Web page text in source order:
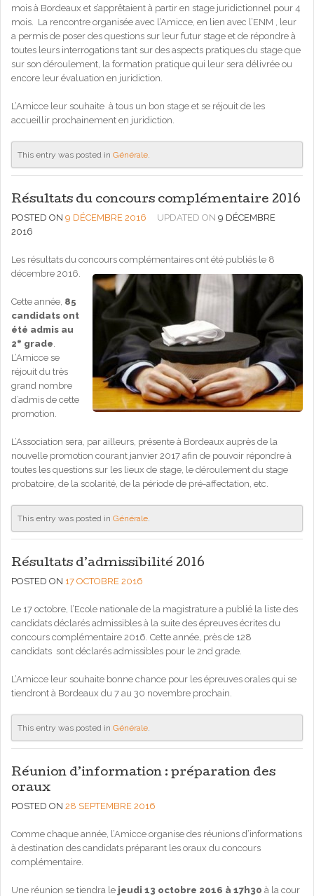
mois à Bordeaux et s’apprêtaient à partir en stage juridictionnel pour 4
mois. La rencontre organisée avec l’Amicce, en lien avec l’ENM , leur
a permis de poser des questions sur leur futur stage et de répondre à
toutes leurs interrogations tant sur des aspects pratiques du stage que
sur son déroulement, la formation pratique qui leur sera délivrée ou
encore leur évaluation en juridiction.
L’Amicce leur souhaite à tous un bon stage et se réjouit de les
accueillir prochainement en juridiction.
This entry was posted in Générale.
Résultats du concours complémentaire 2016
POSTED ON 9 DÉCEMBRE 2016 UPDATED ON 9 DÉCEMBRE
2016
Les résultats du concours complémentaires ont été publiés le 8
décembre 2016.
Cette année, 85
candidats ont
été admis au
2e grade.
L’Amicce se
réjouit du très
grand nombre
d’admis de cette
promotion.
L’Association sera, par ailleurs, présente à Bordeaux auprès de la
nouvelle promotion courant janvier 2017 afin de pouvoir répondre à
toutes les questions sur les lieux de stage, le déroulement du stage
probatoire, de la scolarité, de la période de pré-affectation, etc.
This entry was posted in Générale.
Résultats d’admissibilité 2016
POSTED ON 17 OCTOBRE 2016
Le 17 octobre, l’Ecole nationale de la magistrature a publié la liste des
candidats déclarés admissibles à la suite des épreuves écrites du
concours complémentaire 2016. Cette année, près de 128
candidats sont déclarés admissibles pour le 2nd grade.
L’Amicce leur souhaite bonne chance pour les épreuves orales qui se
tiendront à Bordeaux du 7 au 30 novembre prochain.
This entry was posted in Générale.
Réunion d’information : préparation des
oraux
POSTED ON 28 SEPTEMBRE 2016
Comme chaque année, l’Amicce organise des réunions d’informations
à destination des candidats préparant les oraux du concours
complémentaire.
Une réunion se tiendra le jeudi 13 octobre 2016 à 17h30 à la cour